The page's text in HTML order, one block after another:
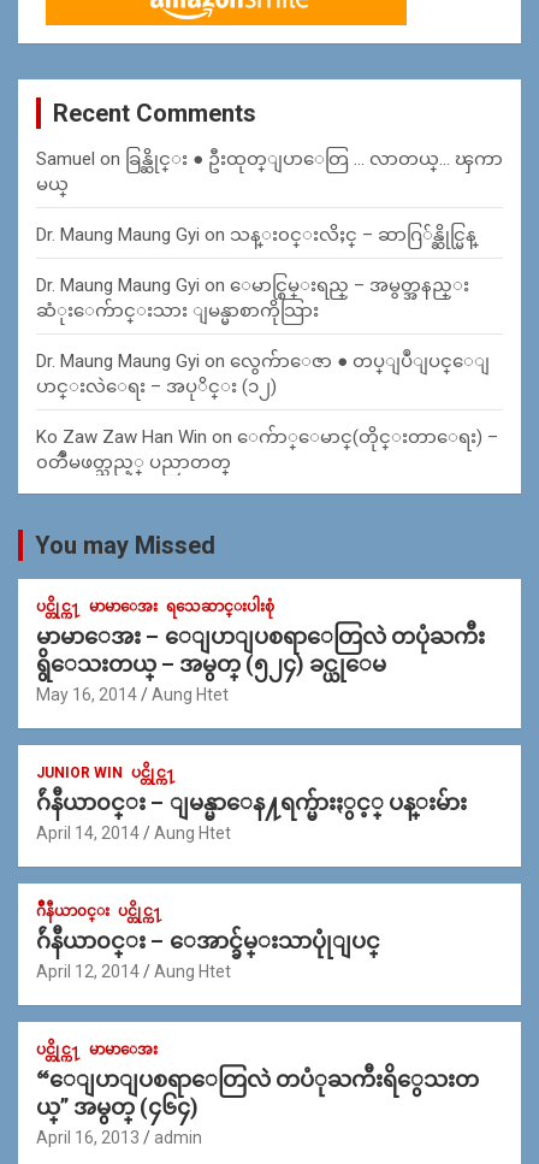
Recent Comments
Samuel on ခြန္ဆိုင္း ● ဦးထုတ္ျပာေတြ … လာတယ္… ၾကာ
မယ္
Dr. Maung Maung Gyi on သန္း၀င္းလိႈင္ – ဆာဂြ်န္ဆိုင္မြန္
Dr. Maung Maung Gyi on ေမာင္စြမ္းရည္ – အမွတ္အနည္း
ဆံုးေက်ာင္းသား ျမန္မာစာကိုသြား
Dr. Maung Maung Gyi on လွေက်ာေဇာ ● တပ္ျပဳျပင္ေျ
ပာင္းလဲေရး – အပုိင္း (၁၂)
Ko Zaw Zaw Han Win on ေက်ာ္ေမာင္(တိုင္းတာေရး) –
၀တၳဳမဖတ္သည့္ ပညာတတ္
You may Missed
ပင္တိုင္က႑ မာမာေအး ရသေဆာင္းပါးစုံ
မာမာေအး – ေျပာျပစရာေတြလဲ တပုံႀကီး
ရွိေသးတယ္ – အမွတ္ (၅၂၄) ခင္ယုေမ
May 16, 2014 Aung Htet
JUNIOR WIN ပင္တိုင္က႑
ဂ်ဴနီယာ၀င္း – ျမန္မာေန႔ရက္မ်ားႏွင့္ ပန္းမ်ား
April 14, 2014 Aung Htet
ဂ်ဳနီယာ၀င္း ပင္တိုင္က႑
ဂ်ဴနီယာ၀င္း – ေအာင္ခ်မ္းသာပုုံျပင္
April 12, 2014 Aung Htet
ပင္တိုင္က႑ မာမာေအး
“ေျပာျပစရာေတြလဲ တပံုႀကီးရိွေသးတ
ယ္” အမွတ္ (၄၆၄)
April 16, 2013 admin